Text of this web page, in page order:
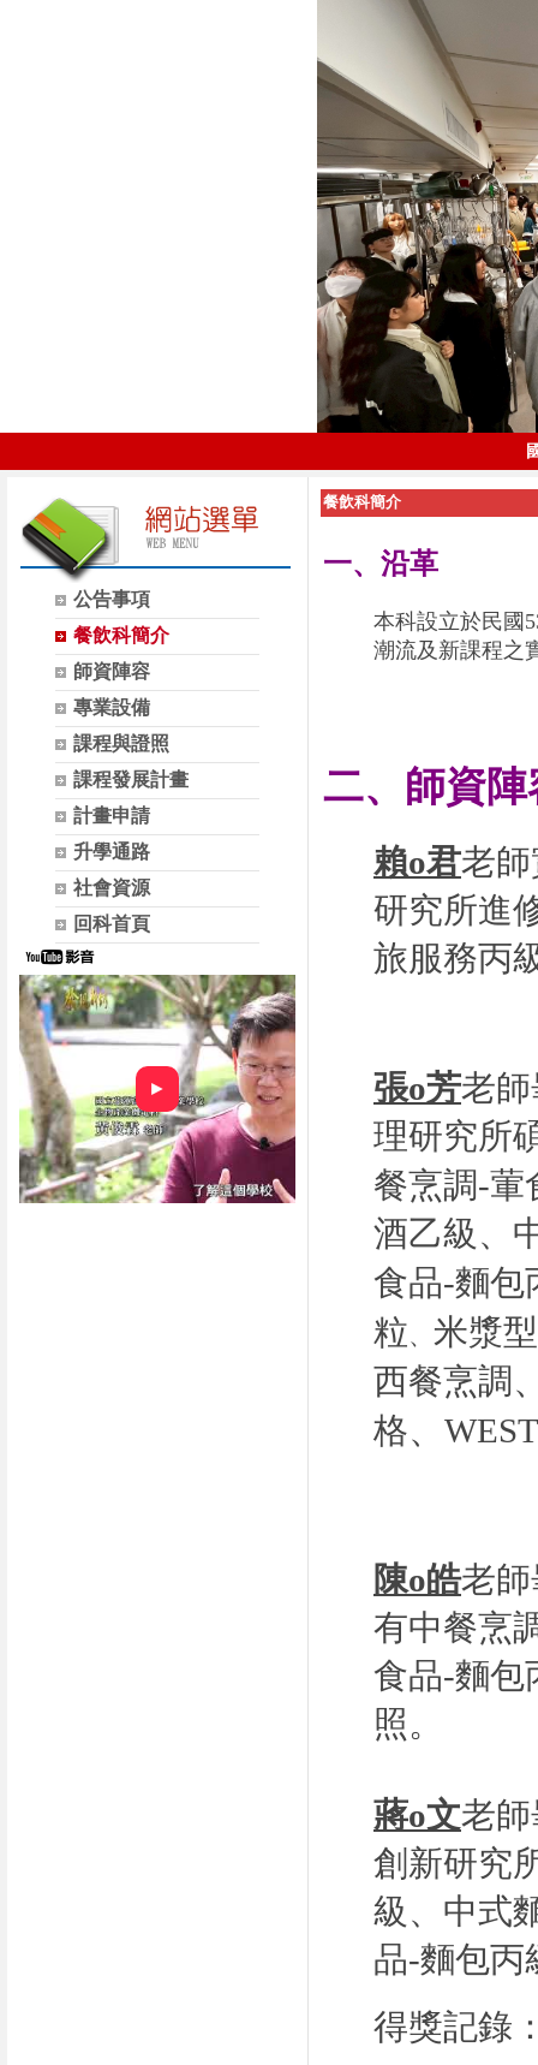
公告事項
餐飲科簡介
師資陣容
專業設備
課程與證照
課程發展計畫
計畫申請
升學通路
社會資源
回科首頁
►
餐飲科簡介
一、沿革
本科設立於民國
潮流及新課程之
二、師資陣
賴o君老
研究所進
旅服務丙
張o芳老
理研究所
餐烹調-葷
酒乙級、
食品-麵包
粒、 米漿型
西餐烹調
格、
陳o皓老師
有中餐烹
食品-麵包
照。
蔣o文老
創新研究
級、 中式
品-麵包丙
得獎記錄